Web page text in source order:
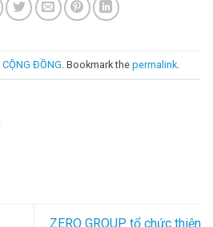
CỘNG ĐỒNG . Bookmark the permalink
ZERO GROUP tổ chức thiện